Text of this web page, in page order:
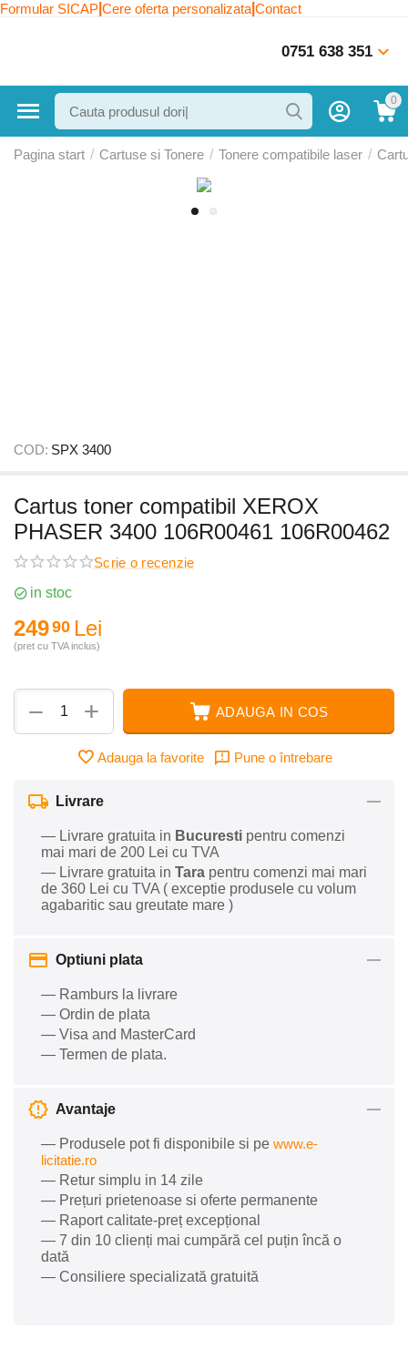
Formular SICAP Cere oferta personalizata Contact
0751 638 351
0
Pagina start / Cartuse si Tonere / Tonere compatibile laser /
COD: SPX 3400
Cartus toner compatibil XEROX
PHASER 3400 106R00461 106R00462
Scrie o recenzie
in stoc
24990 Lei
(pret cu TVA inclus)
+
− ADAUGA IN COS
Adauga la favorite Pune o întrebare
Livrare
— Livrare gratuita in Bucuresti pentru comenzi
mai mari de 200 Lei cu TVA
— Livrare gratuita in Tara pentru comenzi mai mari
de 360 Lei cu TVA ( exceptie produsele cu volum
agabaritic sau greutate mare )
Optiuni plata
— Ramburs la livrare
— Ordin de plata
— Visa and MasterCard
— Termen de plata.
Avantaje
— Produsele pot fi disponibile si pe www.e-
licitatie.ro
— Retur simplu in 14 zile
— Prețuri prietenoase si oferte permanente
— Raport calitate-preț excepțional
— 7 din 10 clienți mai cumpără cel puțin încă o
dată
— Consiliere specializată gratuită